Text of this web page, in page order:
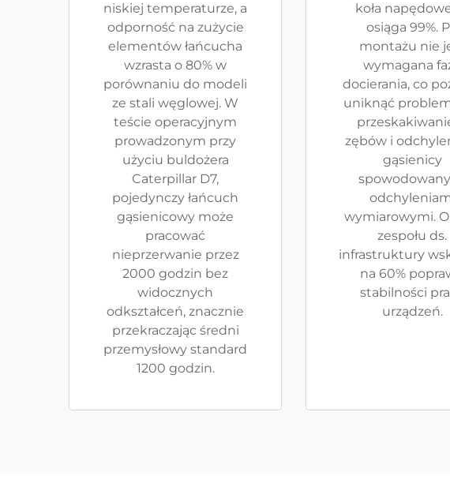
niskiej temperaturze, a
odporność na zużycie
elementów łańcucha
wzrasta o 80% w
porównaniu do modeli
ze stali węglowej. W
teście operacyjnym
prowadzonym przy
użyciu buldożera
Caterpillar D7,
pojedynczy łańcuch
gąsienicowy może
pracować
nieprzerwanie przez
2000 godzin bez
widocznych
odkształceń, znacznie
przekraczając średni
przemysłowy standard
1200 godzin.
koła
osiąga 99%.
montażu nie
wymagana
docierania, co
uniknąć
zębów i
gąsienicy
wymiarowymi.
zespołu ds.
infrastruktury
na 60%
stabilności
urządzeń.